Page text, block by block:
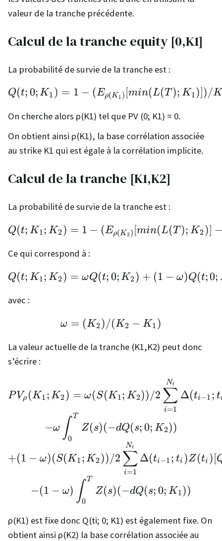
valeur de la tranche précédente.
Calcul de la tranche equity [0,K1]
La probabilité de survie de la tranche est :
Q(t;0;K_1) = 1 -
Q(t;0; K1 ) = 1 − (Eρ(K 1 ) [min(L(T ); K1 )])/
On cherche alors ρ(K1) tel que PV (0; K1) = 0.
On obtient ainsi ρ(K1), la base corrélation associée
au strike K1 qui est égale à la corrélation implicite.
Calcul de la tranche [K1,K2]
La probabilité de survie de la tranche est :
Q(t;K_1;K_2) = 1 -
Q(t; K1; K2) = 1 − (Eρ(K2 ) [min(L(T); K2)]
Ce qui correspond à :
Q(t;K_1;K_2) =
Q(t; K1; K2) = ωQ(t;0; K2) + (1 − ω)Q(t;0;
avec :
\omega=(K_2)/(K_2 -
ω = (K2)/(K2 − K1 )
La valeur actuelle de la tranche (K1,K2) peut donc
s’écrire :
PV_ρ(K_1;K_2) =
P Vρ (K1 ; K2) = ω(S(K1; K2))/2
i=1
∑
Nt
Δ(ti−1 ; t
−ω ∫0
T
Z(s)(−dQ(s;0; K2))
+(1 − ω)(S(K1 ; K2))/2
i=1
∑
Nt
Δ(ti−1 ; ti )Z(ti )[
−(1 − ω) ∫0
T
Z(s)(−dQ(s;0; K1))
ρ(K1) est fixe donc Q(ti; 0; K1) est également fixe. On
obtient ainsi ρ(K2) la base corrélation associée au